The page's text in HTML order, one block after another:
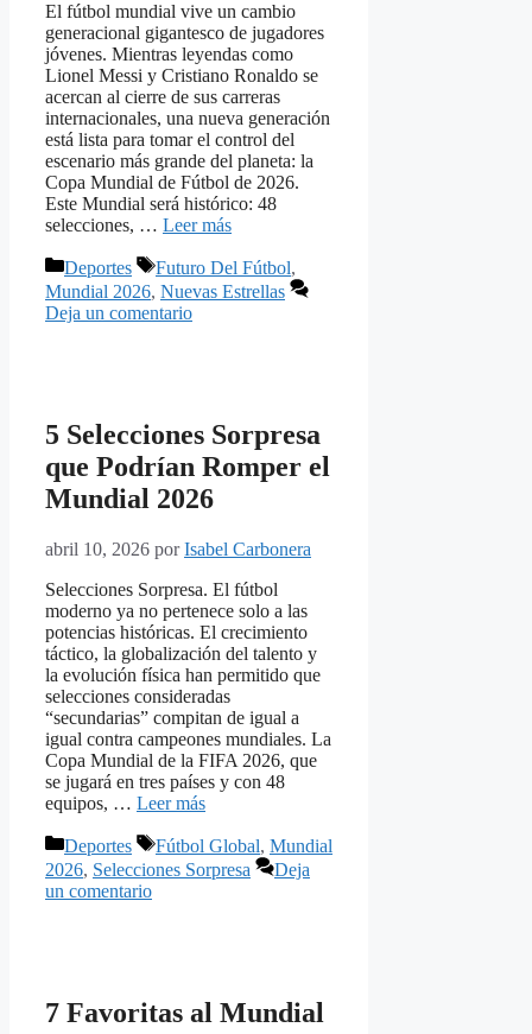
El fútbol mundial vive un cambio
generacional gigantesco de jugadores
jóvenes. Mientras leyendas como
Lionel Messi y Cristiano Ronaldo se
acercan al cierre de sus carreras
internacionales, una nueva generación
está lista para tomar el control del
escenario más grande del planeta: la
Copa Mundial de Fútbol de 2026.
Este Mundial será histórico: 48
selecciones, … Leer más
Categorías
Deportes Etiquetas
Futuro Del Fútbol,
Mundial 2026, Nuevas Estrellas
Deja un comentario
5 Selecciones Sorpresa
que Podrían Romper el
Mundial 2026
abril 10, 2026 porIsabel Carbonera
Selecciones Sorpresa. El fútbol
moderno ya no pertenece solo a las
potencias históricas. El crecimiento
táctico, la globalización del talento y
la evolución física han permitido que
selecciones consideradas
“secundarias” compitan de igual a
igual contra campeones mundiales. La
Copa Mundial de la FIFA 2026, que
se jugará en tres países y con 48
equipos, … Leer más
Categorías
Deportes Etiquetas
Fútbol Global, Mundial
2026, Selecciones Sorpresa
Deja
un comentario
7 Favoritas al Mundial